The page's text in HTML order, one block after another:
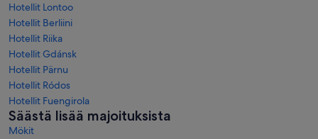
Hotellit Lontoo
Hotellit Berliini
Hotellit Riika
Hotellit Gdánsk
Hotellit Pärnu
Hotellit Ródos
Hotellit Fuengirola
Säästä lisää majoituksista
Mökit